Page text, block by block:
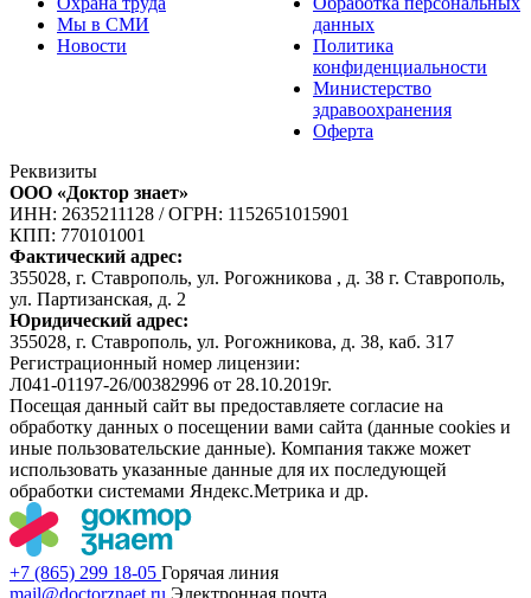
Мы в СМИ
Новости
данных
Политика
конфиденциальности
Министерство
здравоохранения
Оферта
Реквизиты
ООО «Доктор знает»
ИНН: 2635211128 /ОГРН: 1152651015901
КПП: 770101001
Фактический адрес:
355028, г. Ставрополь, ул. Рогожникова , д. 38 г. Ставрополь,
ул. Партизанская, д. 2
Юридический адрес:
355028, г. Ставрополь, ул. Рогожникова, д. 38, каб. 317
Регистрационный номер лицензии:
Л041-01197-26/00382996 от 28.10.2019г.
Посещая данный сайт вы предоставляете согласие на
обработку данных о посещении вами сайта (данные cookies и
иные пользовательские данные). Компания также может
использовать указанные данные для их последующей
обработки системами Яндекс.Метрика и др.
+7 (865) 299 18-05 Горячая линия